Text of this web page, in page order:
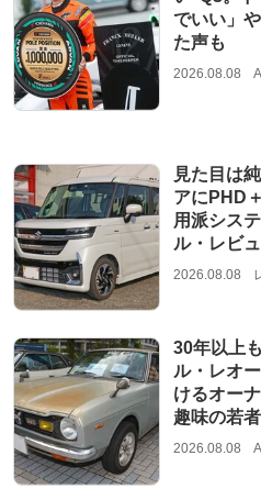
でいい」
た声も
2026.08.08
見た目は
アにPHD
用派シス
ル・レビ
2026.08.08
30年以上
ル・レオ
けるオー
趣味の若
2026.08.08